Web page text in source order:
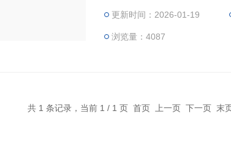
更新时间：2026-01-19
浏览量：4087
共 1 条记录，当前 1 / 1 页 首页 上一页 下一页 末